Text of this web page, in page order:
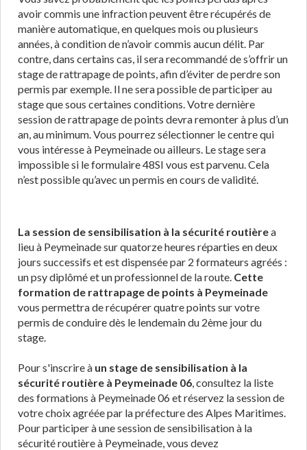
avoir commis une infraction peuvent être récupérés de
manière automatique, en quelques mois ou plusieurs
années, à condition de n’avoir commis aucun délit. Par
contre, dans certains cas, il sera recommandé de s’offrir un
stage de rattrapage de points, afin d’éviter de perdre son
permis par exemple. Il ne sera possible de participer au
stage que sous certaines conditions. Votre dernière
session de rattrapage de points devra remonter à plus d’un
an, au minimum. Vous pourrez sélectionner le centre qui
vous intéresse à Peymeinade ou ailleurs. Le stage sera
impossible si le formulaire 48SI vous est parvenu. Cela
n’est possible qu’avec un permis en cours de validité.
La session de sensibilisation à la sécurité routièrea
lieu à Peymeinade sur quatorze heures réparties en deux
jours successifs et est dispensée par 2 formateurs agréés :
un psy diplômé et un professionnel de la route. Cette
formation de rattrapage de points à Peymeinade
vous permettra de récupérer quatre points sur votre
permis de conduire dès le lendemain du 2ème jour du
stage.
Pour s'inscrire à un stage de sensibilisation à la
sécurité routière à Peymeinade 06, consultez la liste
des formations à Peymeinade 06 et réservez la session de
votre choix agréée par la préfecture des Alpes Maritimes.
Pour participer à une session de sensibilisation à la
sécurité routière à Peymeinade, vous devez